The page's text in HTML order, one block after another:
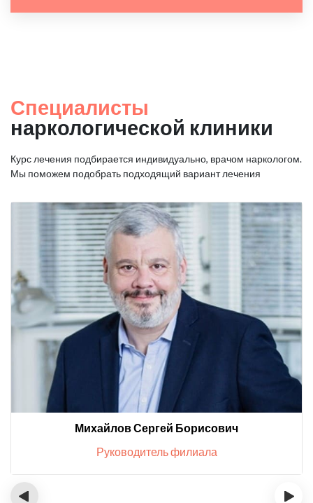
Специалисты
наркологической клиники
Курс лечения подбирается индивидуально, врачом наркологом.
Мы поможем подобрать подходящий вариант лечения
Михайлов Сергей Борисович
Руководитель филиала
‹ ›